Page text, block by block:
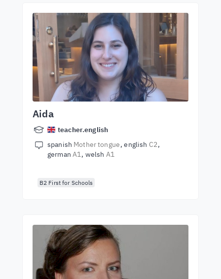
Aida
teacher.english
spanish Mother tongue english C2
german A1 welsh A1
B2 First for Schools